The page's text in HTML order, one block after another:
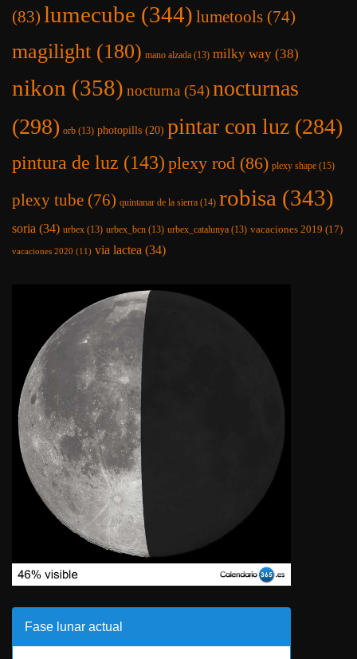
(83) lumecube (344) lumetools (74)
magilight (180) mano alzada (13) milky way (38)
nikon (358) nocturna (54)nocturnas
(298) orb (13) photopills (20) pintar con luz (284)
pintura de luz (143) plexy rod (86) plexy shape (15)
plexy tube (76) quintanar de la sierra (14) robisa (343)
soria (34) urbex (13) urbex_bcn (13) urbex_catalunya (13) vacaciones 2019 (17)
vacaciones 2020 (11) via lactea (34)
Fase lunar actual